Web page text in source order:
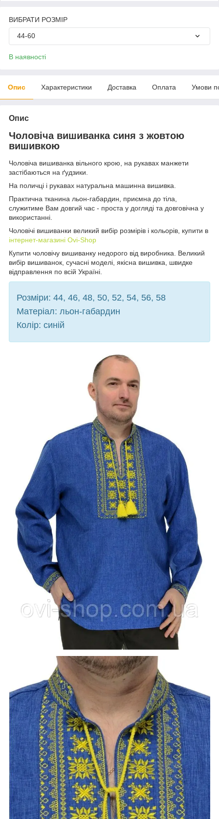
ВИБРАТИ РОЗМІР
44-60
В наявності
Опис Характеристики Доставка Оплата Умови
Опис
Чоловіча вишиванка синя з жовтою
вишивкою
Чоловіча вишиванка вільного крою, на рукавах манжети
застібаються на ґудзики.
На поличці і рукавах натуральна машинна вишивка.
Практична тканина льон-габардин, приємна до тіла,
служитиме Вам довгий час - проста у догляді та довговічна у
використанні.
Чоловічі вишиванки великий вибір розмірів і кольорів, купити в
інтернет-магазині Ovi-Shop
Купити чоловічу вишиванку недорого від виробника. Великий
вибір вишиванок, сучасні моделі, якісна вишивка, швидке
відправлення по всій Україні.
Розміри: 44, 46, 48, 50, 52, 54, 56, 58
Матеріал: льон-габардин
Колір: синій